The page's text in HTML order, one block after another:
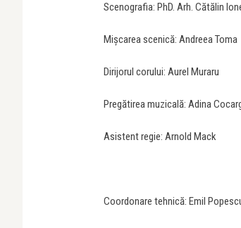
Scenografia: PhD. Arh. Cătălin
Mișcarea scenică: Andreea Toma
Dirijorul corului: Aurel Muraru
Pregătirea muzicală: Adina
Asistent regie: Arnold Mack
Coordonare tehnică: Emil